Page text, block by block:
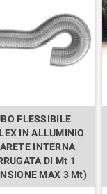
FLESSIBILE
IN ALLUMINIO
INTERNA
DI Mt 1
MAX 3 Mt)